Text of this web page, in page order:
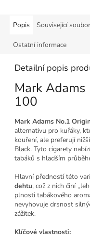
Popis Související
Ostatní informace
Detailní popis
Mark
100
Mark Adams No.1
alternativu pro kuřáky,
kouření, ale preferují
Black. Tyto cigarety
tabáků s hladším
Hlavní předností této
dehtu, což z nich činí
plnosti tabákového
nevyhovuje drsnost
zážitek.
Klíčové vlastnosti: